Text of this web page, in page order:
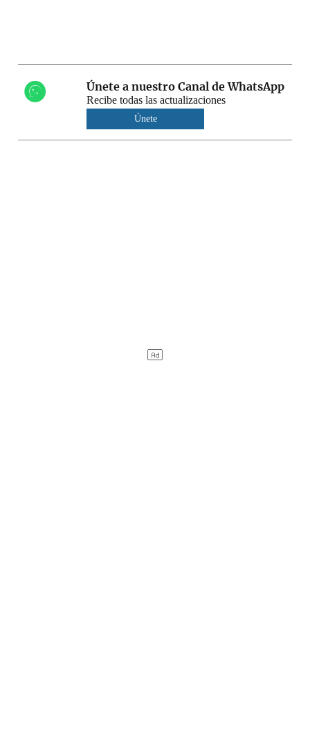
Únete a nuestro Canal de WhatsApp
Recibe todas las actualizaciones
Únete